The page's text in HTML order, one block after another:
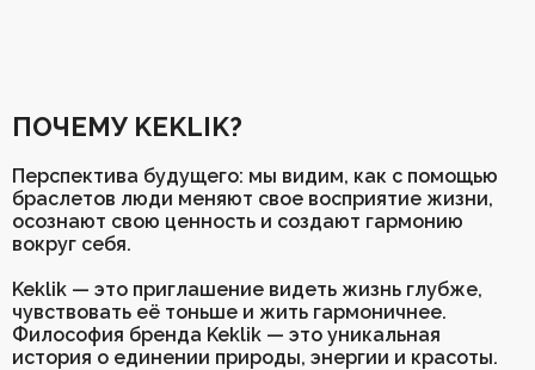
ПОЧЕМУ KEKLIK?
Перспектива будущего: мы видим, как с помощью
браслетов люди меняют свое восприятие жизни,
осознают свою ценность и создают гармонию
вокруг себя.
Keklik — это приглашение видеть жизнь глубже,
чувствовать её тоньше и жить гармоничнее.
Философия бренда Keklik — это уникальная
история о единении природы, энергии и красоты.